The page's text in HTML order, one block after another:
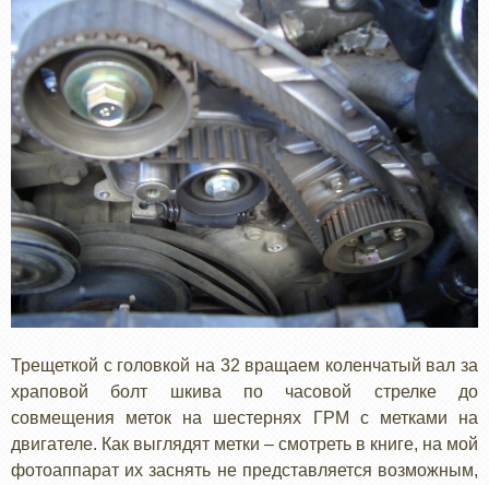
Трещеткой с головкой на 32 вращаем коленчатый вал за
храповой болт шкива по часовой стрелке до
совмещения меток на шестернях ГРМ с метками на
двигателе. Как выглядят метки – смотреть в книге, на мой
фотоаппарат их заснять не представляется возможным,